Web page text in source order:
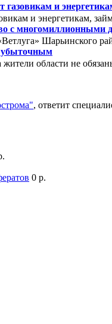
и
и энергетикам,
с многомиллионными
Шарьинского
убыточным
области не
, ответит
0 р.